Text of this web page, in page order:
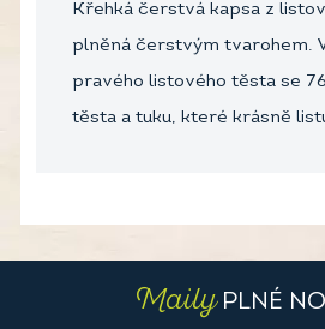
Křehká čerstvá kapsa z
plněná čerstvým tvarohem.
pravého listového těsta se
těsta a tuku, které krásně
MailyPLNÉ